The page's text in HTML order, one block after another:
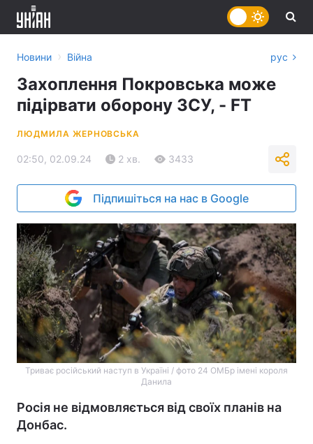
Новини › Війна рус
Захоплення Покровська може
підірвати оборону ЗСУ, - FT
ЛЮДМИЛА ЖЕРНОВСЬКА
02:50, 02.09.24 2 хв. 3433
Підпишіться на нас в Google
Триває російський наступ в Україні / фото 24 ОМБр імені короля
Данила
Росія не відмовляється від своїх планів на
Донбас.